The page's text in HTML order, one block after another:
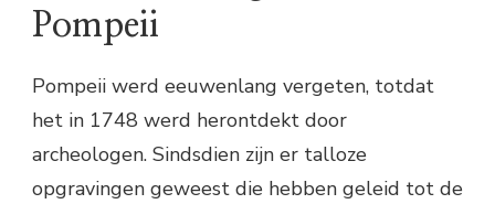
Pompeii
Pompeii werd eeuwenlang vergeten, totdat
het in 1748 werd herontdekt door
archeologen. Sindsdien zijn er talloze
opgravingen geweest die hebben geleid tot de